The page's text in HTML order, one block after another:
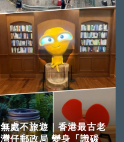
無處不旅遊｜香港最古老
灣仔郵政局 變身「識碳